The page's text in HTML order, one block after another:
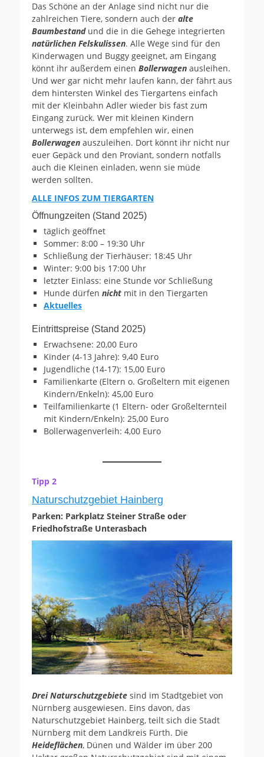
Das Schöne an der Anlage sind nicht nur die
zahlreichen Tiere, sondern auch der alte
Baumbestandund die in die Gehege integrierten
natürlichen Felskulissen. Alle Wege sind für den
Kinderwagen und Buggy geeignet, am Eingang
könnt ihr außerdem einen Bollerwagen ausleihen.
Und wer gar nicht mehr laufen kann, der fährt aus
dem hintersten Winkel des Tiergartens einfach
mit der Kleinbahn Adler wieder bis fast zum
Eingang zurück. Wer mit kleinen Kindern
unterwegs ist, dem empfehlen wir, einen
Bollerwagen auszuleihen. Dort könnt ihr nicht nur
euer Gepäck und den Proviant, sondern notfalls
auch die Kleinen einladen, wenn sie müde
werden sollten.
ALLE INFOS ZUM TIERGARTEN
Öffnungzeiten (Stand 2025)
täglich geöffnet
Sommer: 8:00 – 19:30 Uhr
Schließung der Tierhäuser: 18:45 Uhr
Winter: 9:00 bis 17:00 Uhr
letzter Einlass: eine Stunde vor Schließung
Hunde dürfen nicht mit in den Tiergarten
Aktuelles
Eintrittspreise (Stand 2025)
Erwachsene: 20,00 Euro
Kinder (4-13 Jahre): 9,40 Euro
Jugendliche (14-17): 15,00 Euro
Familienkarte (Eltern o. Großeltern mit eigenen
Kindern/Enkeln): 45,00 Euro
Teilfamilienkarte (1 Eltern- oder Großelternteil
mit Kindern/Enkeln): 25,00 Euro
Bollerwagenverleih: 4,00 Euro
Tipp 2
Naturschutzgebiet Hainberg
Parken: Parkplatz Steiner Straße oder
Friedhofstraße Unterasbach
Drei Naturschutzgebiete sind im Stadtgebiet von
Nürnberg ausgewiesen. Eins davon, das
Naturschutzgebiet Hainberg, teilt sich die Stadt
Nürnberg mit dem Landkreis Fürth. Die
Heideflächen, Dünen und Wälder im über 200